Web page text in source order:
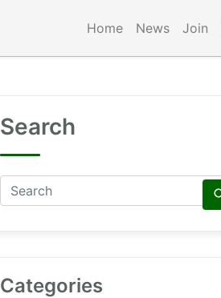
Home News Join
Search
Categories